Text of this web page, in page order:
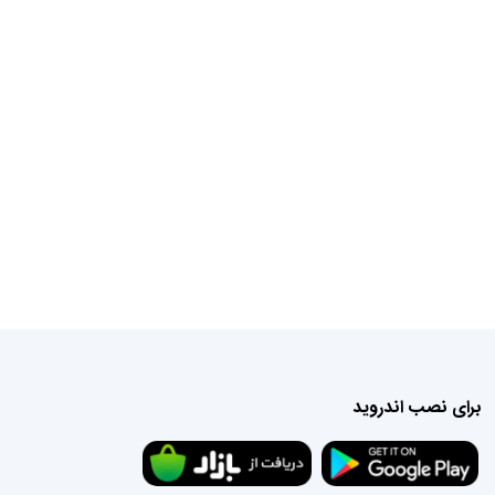
برای نصب اندروید